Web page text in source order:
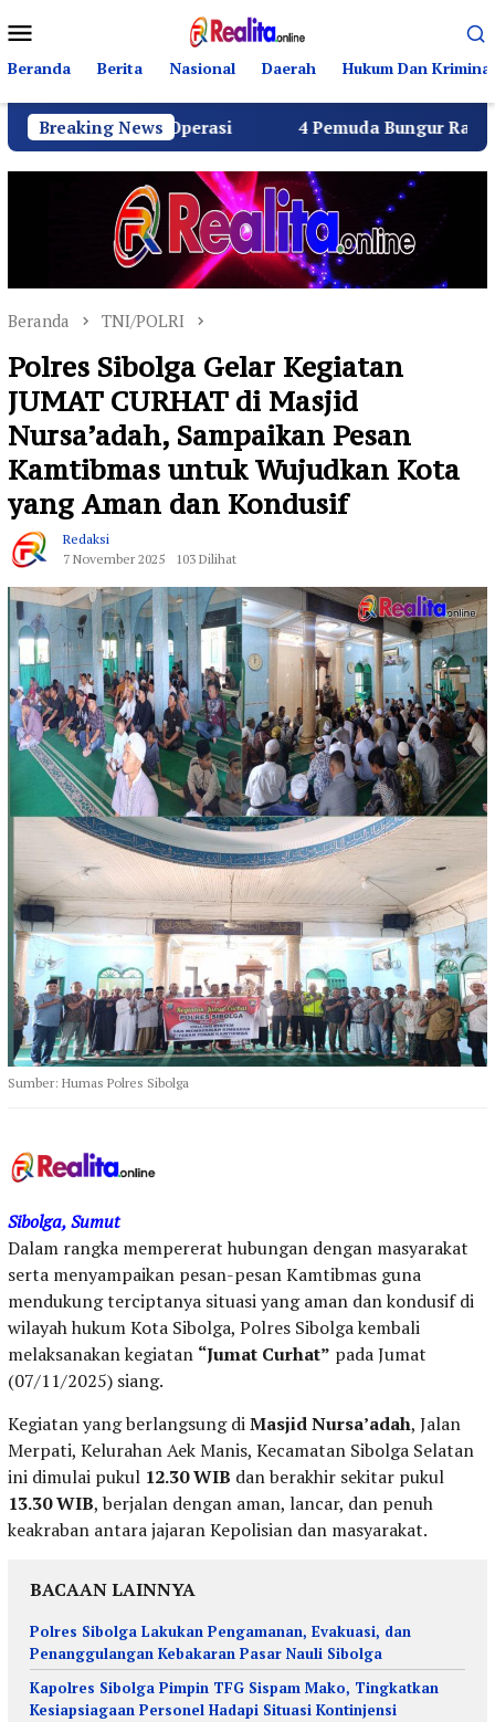
ke
kontenMobile
Beranda Berita Nasional Daerah Hukum Dan Kriminal
Breaking News
Operasi 4 Pemuda Bungur Raya Bulatkan
Beranda TNI/POLRI
Polres Sibolga Gelar Kegiatan
JUMAT CURHAT di Masjid
Nursa’adah, Sampaikan Pesan
Kamtibmas untuk Wujudkan Kota
yang Aman dan Kondusif
Redaksi
7 November 2025
103 Dilihat
Sumber: Humas Polres Sibolga
Sibolga, Sumut
Dalam rangka mempererat hubungan dengan masyarakat
serta menyampaikan pesan-pesan Kamtibmas guna
mendukung terciptanya situasi yang aman dan kondusif di
wilayah hukum Kota Sibolga, Polres Sibolga kembali
melaksanakan kegiatan “Jumat Curhat” pada Jumat
(07/11/2025) siang.
Kegiatan yang berlangsung diMasjid Nursa’adah, Jalan
Merpati, Kelurahan Aek Manis, Kecamatan Sibolga Selatan
ini dimulai pukul 12.30 WIB dan berakhir sekitar pukul
13.30 WIB, berjalan dengan aman, lancar, dan penuh
keakraban antara jajaran Kepolisian dan masyarakat.
BACAAN LAINNYA
Polres Sibolga Lakukan Pengamanan, Evakuasi, dan
Penanggulangan Kebakaran Pasar Nauli Sibolga
Kapolres Sibolga Pimpin TFG Sispam Mako, Tingkatkan
Kesiapsiagaan Personel Hadapi Situasi Kontinjensi